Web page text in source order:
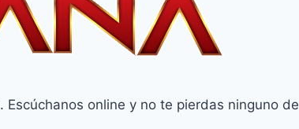
online y no te pierdas ninguno de